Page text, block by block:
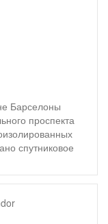
Барселоны
проспекта
спутниковое